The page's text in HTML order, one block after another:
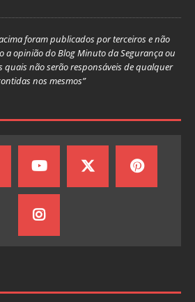
foram publicados por terceiros e não
a opinião do Blog Minuto da Segurança ou
quais não serão responsáveis de qualquer
nos mesmos”